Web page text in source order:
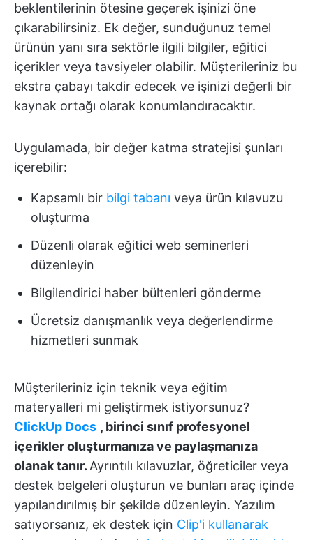
beklentilerinin ötesine geçerek işinizi öne
çıkarabilirsiniz. Ek değer, sunduğunuz temel
ürünün yanı sıra sektörle ilgili bilgiler, eğitici
içerikler veya tavsiyeler olabilir. Müşterileriniz bu
ekstra çabayı takdir edecek ve işinizi değerli bir
kaynak ortağı olarak konumlandıracaktır.
Uygulamada, bir değer katma stratejisi şunları
içerebilir:
Kapsamlı bir bilgi tabanı veya ürün kılavuzu
oluşturma
Düzenli olarak eğitici web seminerleri
düzenleyin
Bilgilendirici haber bültenleri gönderme
Ücretsiz danışmanlık veya değerlendirme
hizmetleri sunmak
Müşterileriniz için teknik veya eğitim
materyalleri mi geliştirmek istiyorsunuz?
ClickUp Docs , birinci sınıf profesyonel
içerikler oluşturmanıza ve paylaşmanıza
olanak tanır. Ayrıntılı kılavuzlar, öğreticiler veya
destek belgeleri oluşturun ve bunları araç içinde
yapılandırılmış bir şekilde düzenleyin. Yazılım
satıyorsanız, ek destek için Clip'i kullanarak